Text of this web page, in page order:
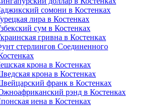
сомони в Костенках
лира в Костенках
сум в Костенках
гривна в Костенках
стерлингов Соединенного
крона в Костенках
крона в Костенках
франк в Костенках
рэнд в Костенках
иена в Костенках